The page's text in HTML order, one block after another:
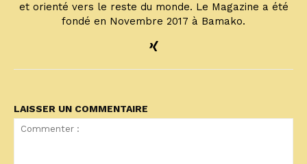
et orienté vers le reste du monde. Le Magazine a été
fondé en Novembre 2017 à Bamako.
LAISSER UN COMMENTAIRE